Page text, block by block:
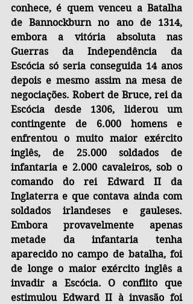
conhece, é quem venceu a Batalha
de Bannockburn no ano de 1314,
embora a vitória absoluta nas
Guerras da Independência da
Escócia só seria conseguida 14 anos
depois e mesmo assim na mesa de
negociações. Robert de Bruce, rei da
Escócia desde 1306, liderou um
contingente de 6.000 homens e
enfrentou o muito maior exército
inglês, de 25.000 soldados de
infantaria e 2.000 cavaleiros, sob o
comando do rei Edward II da
Inglaterra e que contava ainda com
soldados irlandeses e gauleses.
Embora provavelmente apenas
metade da infantaria tenha
aparecido no campo de batalha, foi
de longe o maior exército inglês a
invadir a Escócia. O conflito que
estimulou Edward II à invasão foi